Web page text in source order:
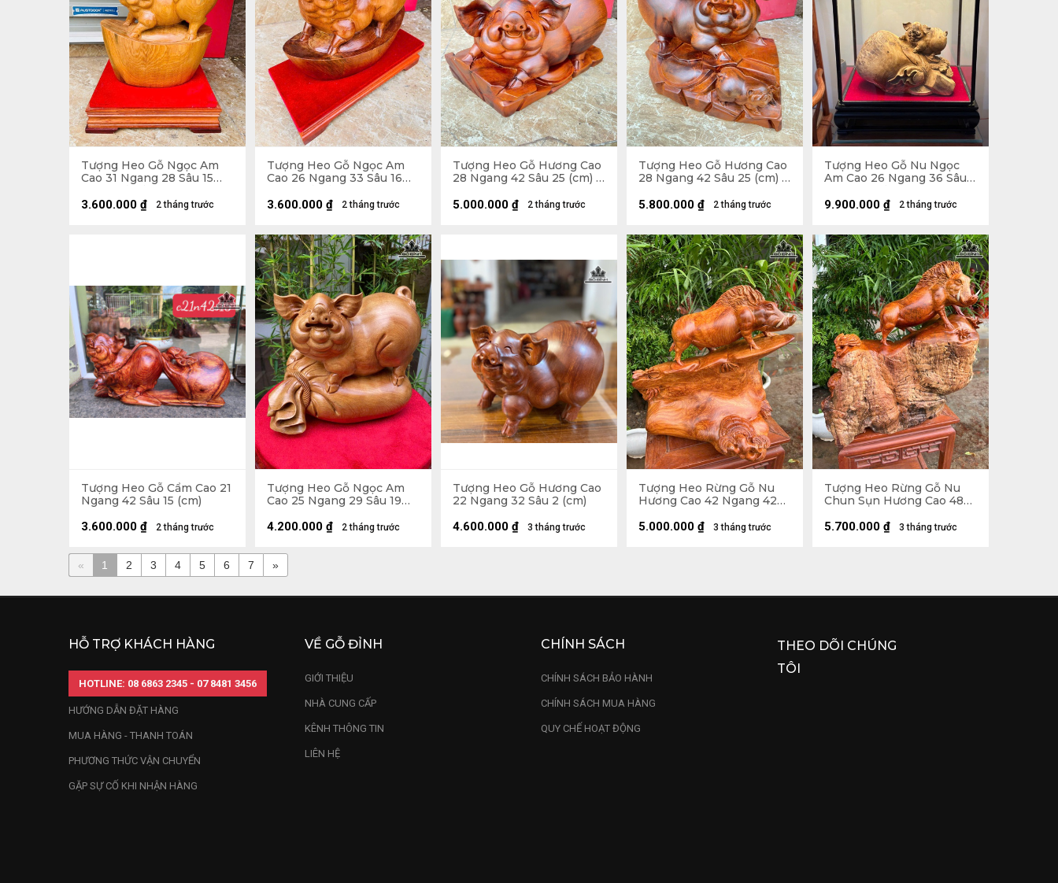
Tượng Heo Gỗ Ngọc Am
Cao 31 Ngang 28 Sâu 15
2 tháng trước
3.600.000 ₫
Tượng Heo Gỗ Ngọc Am
Cao 26 Ngang 33 Sâu 16
2 tháng trước
3.600.000 ₫
Tượng Heo Gỗ Hương Cao
28 Ngang 42 Sâu 25 (cm) -
2 tháng trước
5.000.000 ₫
Tượng Heo Gỗ Hương Cao
28 Ngang 42 Sâu 25 (cm) -
2 tháng trước
5.800.000 ₫
Tượng Heo Gỗ Nu Ngọc
Am Cao 26 Ngang 36 Sâu
30 (cm)
2 tháng trước
9.900.000 ₫
Tượng Heo Gỗ Cẩm Cao 21
Ngang 42 Sâu 15 (cm)
2 tháng trước
3.600.000 ₫
Tượng Heo Gỗ Ngọc Am
Cao 25 Ngang 29 Sâu 19
2 tháng trước
4.200.000 ₫
Tượng Heo Gỗ Hương Cao
22 Ngang 32 Sâu 2 (cm)
3 tháng trước
4.600.000 ₫
Tượng Heo Rừng Gỗ Nu
Hương Cao 42 Ngang 42
3 tháng trước
5.000.000 ₫
Tượng Heo Rừng Gỗ Nu
Chun Sụn Hương Cao 48
3 tháng trước
5.700.000 ₫
« 1 2 3 4 5 6 7 »
HỖ TRỢ KHÁCH HÀNG
HOTLINE: 08 6863 2345 - 07 8481 3456
HƯỚNG DẪN ĐẶT HÀNG
MUA HÀNG - THANH TOÁN
PHƯƠNG THỨC VẬN CHUYỂN
GẶP SỰ CỐ KHI NHẬN HÀNG
VỀ GỖ ĐỈNH
GIỚI THIỆU
NHÀ CUNG CẤP
KÊNH THÔNG TIN
LIÊN HỆ
CHÍNH SÁCH
CHÍNH SÁCH BẢO HÀNH
CHÍNH SÁCH MUA HÀNG
QUY CHẾ HOẠT ĐỘNG
THEO DÕI CHÚNG
TÔI